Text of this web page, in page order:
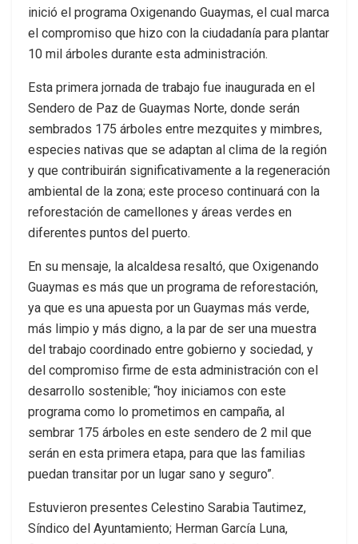
inició el programa Oxigenando Guaymas, el cual marca
el compromiso que hizo con la ciudadanía para plantar
10 mil árboles durante esta administración.
Esta primera jornada de trabajo fue inaugurada en el
Sendero de Paz de Guaymas Norte, donde serán
sembrados 175 árboles entre mezquites y mimbres,
especies nativas que se adaptan al clima de la región
y que contribuirán significativamente a la regeneración
ambiental de la zona; este proceso continuará con la
reforestación de camellones y áreas verdes en
diferentes puntos del puerto.
En su mensaje, la alcaldesa resaltó, que Oxigenando
Guaymas es más que un programa de reforestación,
ya que es una apuesta por un Guaymas más verde,
más limpio y más digno, a la par de ser una muestra
del trabajo coordinado entre gobierno y sociedad, y
del compromiso firme de esta administración con el
desarrollo sostenible; “hoy iniciamos con este
programa como lo prometimos en campaña, al
sembrar 175 árboles en este sendero de 2 mil que
serán en esta primera etapa, para que las familias
puedan transitar por un lugar sano y seguro”.
Estuvieron presentes Celestino Sarabia Tautimez,
Síndico del Ayuntamiento; Herman García Luna,